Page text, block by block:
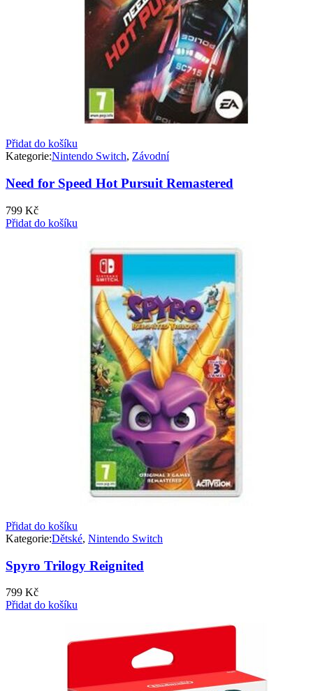
Přidat do košíku
Kategorie:Nintendo Switch, Závodní
Need for Speed Hot Pursuit Remastered
799 Kč
Přidat do košíku
Přidat do košíku
Kategorie:Dětské, Nintendo Switch
Spyro Trilogy Reignited
799 Kč
Přidat do košíku